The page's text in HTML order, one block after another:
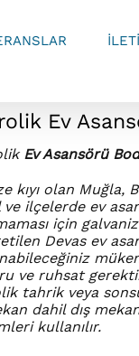
Ev
Ev Asansörü
kıyı olan
ve ilçelerde ev
için
Devas ev
ve ruhsat
tahrik veya
dahil dış
kullanılır.